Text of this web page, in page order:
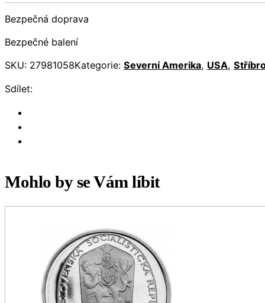
Bezpečná doprava
Bezpečné balení
SKU: 27981058Kategorie: Severní Amerika, USA,
Sdílet:
Mohlo by se Vám líbit